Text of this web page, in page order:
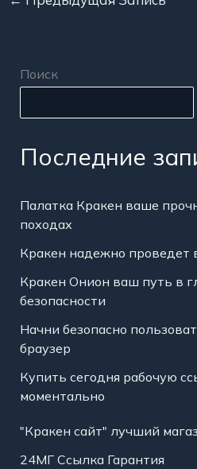
Поиск
Последние
Палатка Кракен ваше
походах
Кракен надежно проведет
Кракен Онион ваш путь в
безопасности
Начни безопасно
браузер
Купить сегодня рабочую
моментально
"Кракен сайт" лучший
24МГ Ссылка Гарантия